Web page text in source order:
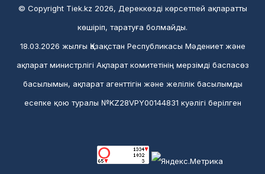
© Copyright Tiek.kz 2026, Дереккөзді көрсетпей ақпаратты
көшіріп, таратуға болмайды.
18.03.2026 жылғы Қазақстан Республикасы Мәдениет және
ақпарат министрлігі Ақпарат комитетінің мерзімді баспасөз
басылымын, ақпарат агенттігін және желілік басылымды
есепке қою туралы №KZ28VPY00144831 куәлігі берілген